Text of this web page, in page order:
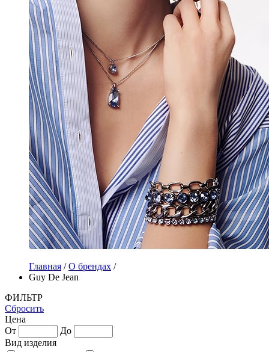
Главная /О брендах /
Guy De Jean
ФИЛЬТР
Сбросить
Цена
От
До
Вид изделия